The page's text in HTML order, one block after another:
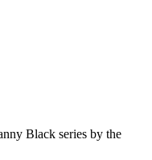
Black series by the